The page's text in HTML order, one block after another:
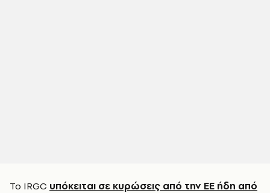
Το IRGC υπόκειται σε κυρώσεις από την ΕΕ ήδη από